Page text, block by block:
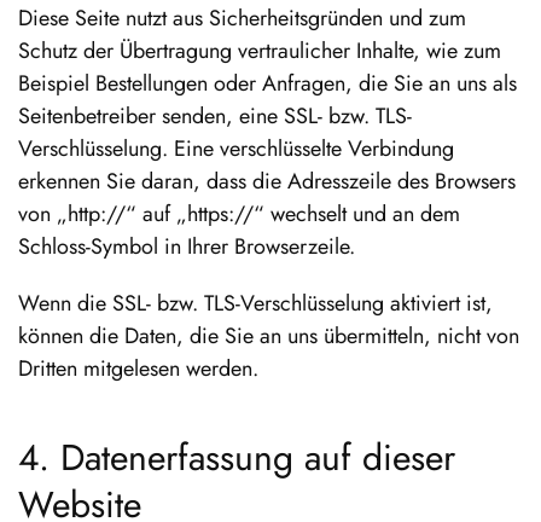
Diese Seite nutzt aus Sicherheitsgründen und zum
Schutz der Übertragung vertraulicher Inhalte, wie zum
Beispiel Bestellungen oder Anfragen, die Sie an uns als
Seitenbetreiber senden, eine SSL- bzw. TLS-
Verschlüsselung. Eine verschlüsselte Verbindung
erkennen Sie daran, dass die Adresszeile des Browsers
von „http://“ auf „https://“ wechselt und an dem
Schloss-Symbol in Ihrer Browserzeile.
Wenn die SSL- bzw. TLS-Verschlüsselung aktiviert ist,
können die Daten, die Sie an uns übermitteln, nicht von
Dritten mitgelesen werden.
4. Datenerfassung auf dieser
Website